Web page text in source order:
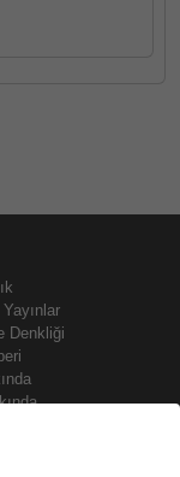
Denkliği